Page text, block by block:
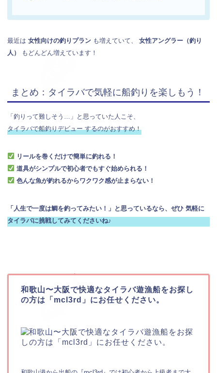
最近は 女性向けの釣りプラン も増えていて、 女性アングラー（釣り
人）
もどんどん増えています！
まとめ：タイラバで気軽に船釣りを楽しもう！
「釣りって難しそう…」と思っていた人こそ、
タイラバで船釣りデビュー するのがおすすめ！
リールを巻くだけで簡単に釣れる！
道具がシンプルで初心者でもすぐ始められる！
色んな魚が釣れるからワクワク感が止まらない！
「人生で一度は鯛を釣ってみたい！」と思っているなら、ぜひ 気軽に
タイラバに挑戦してみてくださいね♪
和歌山〜大阪で快適なタイラバ遊漁船をお探し
の方は「mcl3rd」にお任せください。